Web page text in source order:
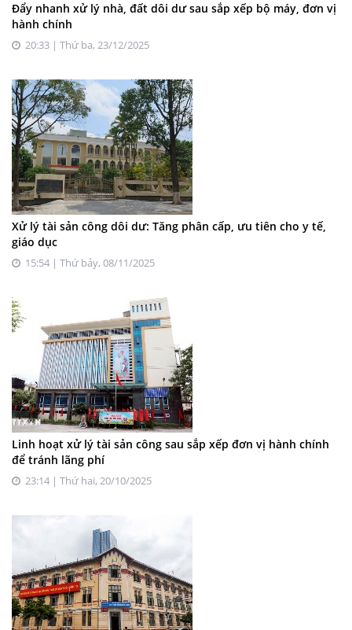
Đẩy nhanh xử lý nhà, đất dôi dư sau sắp xếp bộ máy, đơn vị
hành chính
20:33 | Thứ ba, 23/12/2025
Xử lý tài sản công dôi dư: Tăng phân cấp, ưu tiên cho y tế,
giáo dục
15:54 | Thứ bảy, 08/11/2025
Linh hoạt xử lý tài sản công sau sắp xếp đơn vị hành chính
để tránh lãng phí
23:14 | Thứ hai, 20/10/2025